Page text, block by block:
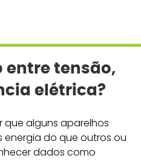
entre tensão,
elétrica?
que alguns aparelhos
energia do que outros ou
dados como